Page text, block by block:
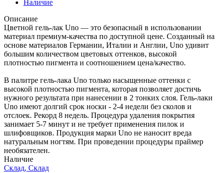
Наличие
Описание
Цветной гель-лак Uno — это безопасный в использовании
материал премиум-качества по доступной цене. Созданный на
основе материалов Германии, Италии и Англии, Uno удивит
большим количеством цветовых оттенков, высокой
плотностью пигмента и соотношением цена/качество.
В палитре гель-лака Uno только насыщенные оттенки c
высокой плотностью пигмента, которая позволяет достичь
нужного результата при нанесении в 2 тонких слоя. Гель-лаки
Uno имеют долгий срок носки - 2-4 недели без сколов и
отслоек. Рекорд 8 недель. Процедура удаления покрытия
занимает 5-7 минут и не требует применения пилок и
шлифовщиков. Продукция марки Uno не наносит вреда
натуральным ногтям. При проведении процедуры праймер
необязателен.
Наличие
Склад, Склад